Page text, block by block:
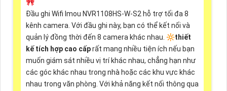
🎀
Đầu ghi Wifi Imou NVR1108HS-W-S2 hỗ trợ tối đa 8
kênh camera. Với đầu ghi này, bạn có thể kết nối và
quản lý đồng thời đến 8 camera khác nhau. 🔆thiết
kế tích hợp cao cấprất mang nhiều tiện ích nếu bạn
muốn giám sát nhiều vị trí khác nhau, chẳng hạn như
các góc khác nhau trong nhà hoặc các khu vực khác
nhau trong văn phòng. Với khả năng kết nối thông qua